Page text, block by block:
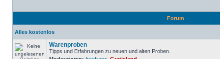
Forum
Alles kostenlos
Warenproben
Tipps und Erfahrungen zu neuen und alten Proben.